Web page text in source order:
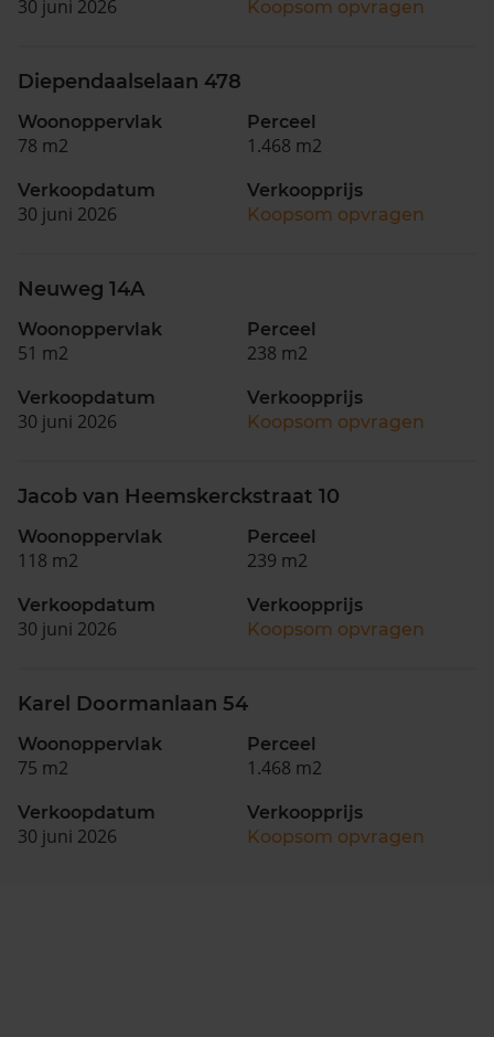
30 juni 2026
Koopsom opvragen
Diependaalselaan 478
Woonoppervlak
78 m2
Perceel
1.468 m2
Verkoopdatum
30 juni 2026
Verkoopprijs
Koopsom opvragen
Neuweg 14A
Woonoppervlak
51 m2
Perceel
238 m2
Verkoopdatum
30 juni 2026
Verkoopprijs
Koopsom opvragen
Jacob van Heemskerckstraat 10
Woonoppervlak
118 m2
Perceel
239 m2
Verkoopdatum
30 juni 2026
Verkoopprijs
Koopsom opvragen
Karel Doormanlaan 54
Woonoppervlak
75 m2
Perceel
1.468 m2
Verkoopdatum
30 juni 2026
Verkoopprijs
Koopsom opvragen